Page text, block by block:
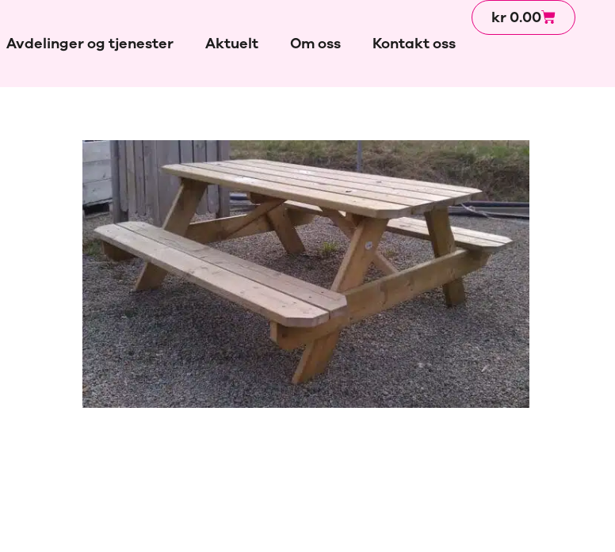
Avdelinger og tjenester Aktuelt Om oss Kontakt oss
kr0.00